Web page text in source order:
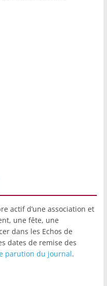
actif d’une association et
une fête, une
dans les Echos de
dates de remise des
parution du journal.